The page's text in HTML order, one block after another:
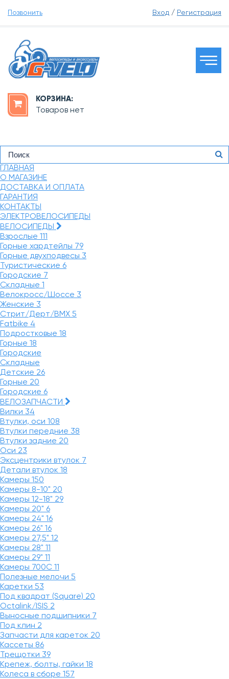
Позвонить Вход / Регистрация
КОРЗИНА:
Товаров нет
ГЛАВНАЯ
О МАГАЗИНЕ
ДОСТАВКА И ОПЛАТА
ГАРАНТИЯ
КОНТАКТЫ
ЭЛЕКТРОВЕЛОСИПЕДЫ
ВЕЛОСИПЕДЫ
Взрослые 111
Горные хардтейлы 79
Горные двухподвесы 3
Туристические 6
Городские 7
Складные 1
Велокросс/Шоссе 3
Женские 3
Стрит/Дерт/BMX 5
Fatbike 4
Подростковые 18
Горные 18
Городские
Складные
Детские 26
Горные 20
Городские 6
ВЕЛОЗАПЧАСТИ
Вилки 34
Втулки, оси 108
Втулки передние 38
Втулки задние 20
Оси 23
Эксцентрики втулок 7
Детали втулок 18
Камеры 150
Камеры 8-10" 20
Камеры 12-18" 29
Камеры 20" 6
Камеры 24" 16
Камеры 26" 16
Камеры 27,5" 12
Камеры 28" 11
Камеры 29" 11
Камеры 700C 11
Полезные мелочи 5
Каретки 53
Под квадрат (Square) 20
Octalink/ISIS 2
Выносные подшипники 7
Под клин 2
Запчасти для кареток 20
Кассеты 86
Трещотки 39
Крепеж, болты, гайки 18
Колеса в сборе 157